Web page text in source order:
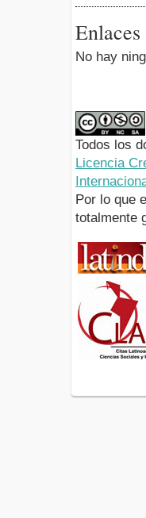
No hay
Todos los
Licencia
Por lo que
totalmente